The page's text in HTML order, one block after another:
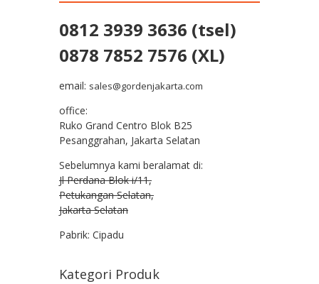
0812 3939 3636 (tsel)
0878 7852 7576 (XL)
email: sales@gordenjakarta.com
office:
Ruko Grand Centro Blok B25
Pesanggrahan, Jakarta Selatan
Sebelumnya kami beralamat di:
Jl Perdana Blok i/11,
Petukangan Selatan,
Jakarta Selatan
Pabrik: Cipadu
Kategori Produk